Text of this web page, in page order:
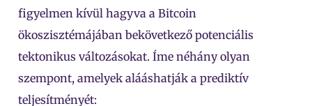
figyelmen kívül hagyva a Bitcoin
ökoszisztémájában bekövetkező potenciális
tektonikus változásokat. Íme néhány olyan
szempont, amelyek alááshatják a prediktív
teljesítményét: